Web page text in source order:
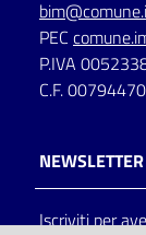
PEC
P.IVA
C.F.
NEWSLETTER
Iscriviti per